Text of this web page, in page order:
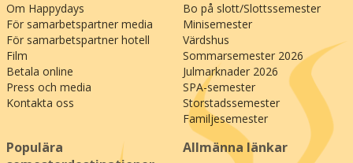
Om Happydays
För samarbetspartner media
För samarbetspartner hotell
Film
Betala online
Press och media
Kontakta oss
Bo på slott/Slottssemester
Minisemester
Värdshus
Sommarsemester 2026
Julmarknader 2026
SPA-semester
Storstadssemester
Familjesemester
Populära
Allmänna länkar